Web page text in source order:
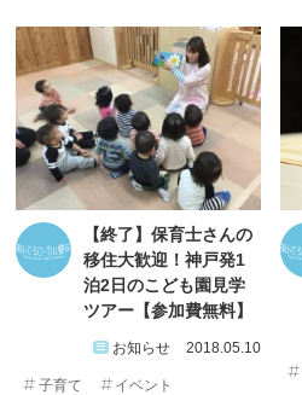
【終了】保育士さんの
移住大歓迎！神戸発1
泊2日のこども園見学
ツアー【参加費無料】
お知らせ 2018.05.10
子育て イベント